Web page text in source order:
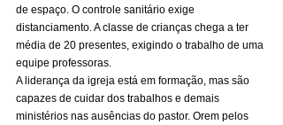
de espaço. O controle sanitário exige
distanciamento. A classe de crianças chega a ter
média de 20 presentes, exigindo o trabalho de uma
equipe professoras.
A liderança da igreja está em formação, mas são
capazes de cuidar dos trabalhos e demais
ministérios nas ausências do pastor. Orem pelos